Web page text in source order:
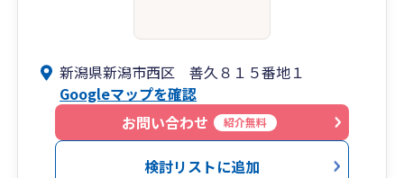
新潟県新潟市西区 善久８１５番地１
Googleマップを確認
お問い合わせ
紹介無料
検討リストに追加